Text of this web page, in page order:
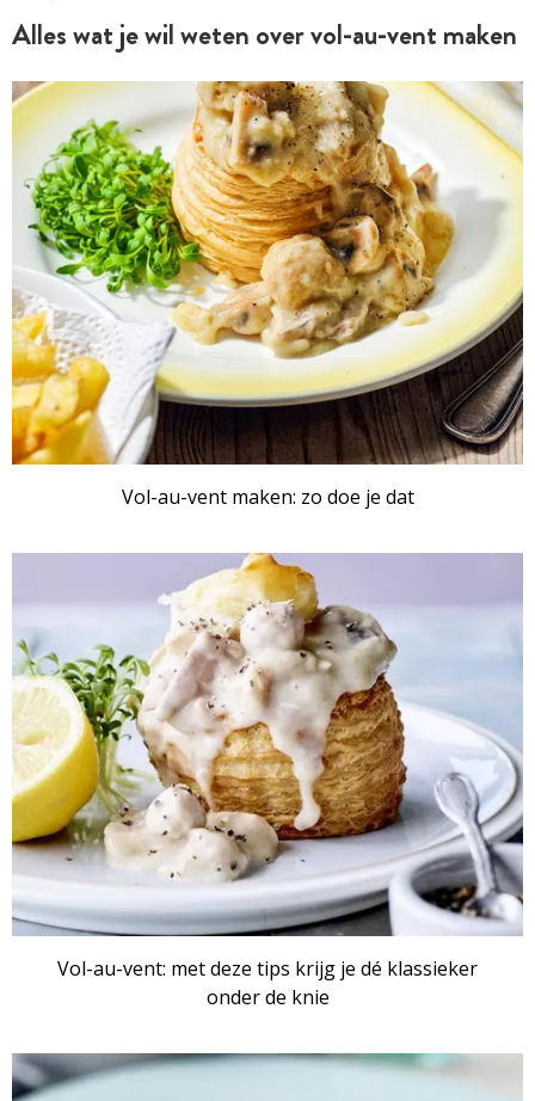
Alles wat je wil weten over vol-au-vent maken
ARTIKEL
Vol-au-vent maken: zo doe je dat
Vol-au-vent: met deze tips krijg je dé klassieker
onder de knie